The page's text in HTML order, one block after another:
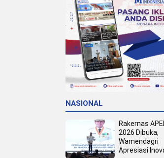
NASIONAL
Rakernas
2026 Dibuka,
Wamendagri
Apresiasi